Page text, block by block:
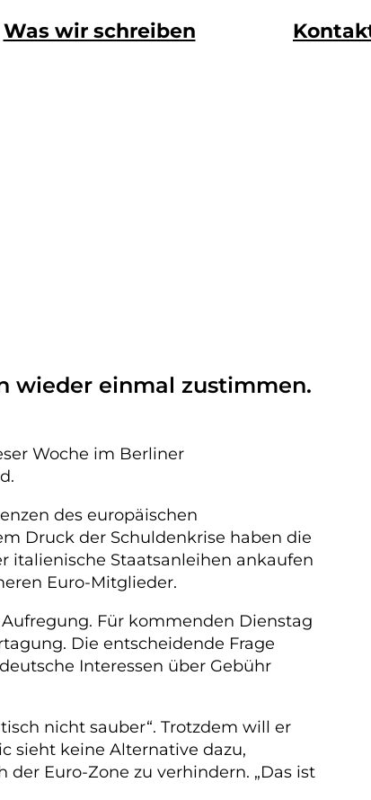
Was wir schreiben
wieder einmal zustimmen.
Woche im Berliner
des europäischen
Druck der Schuldenkrise haben die
italienische Staatsanleihen ankaufen
Euro-Mitglieder.
Für kommenden Dienstag
Die entscheidende Frage
Interessen über Gebühr
nicht sauber“. Trotzdem will er
sieht keine Alternative dazu,
Euro-Zone zu verhindern. „Das ist